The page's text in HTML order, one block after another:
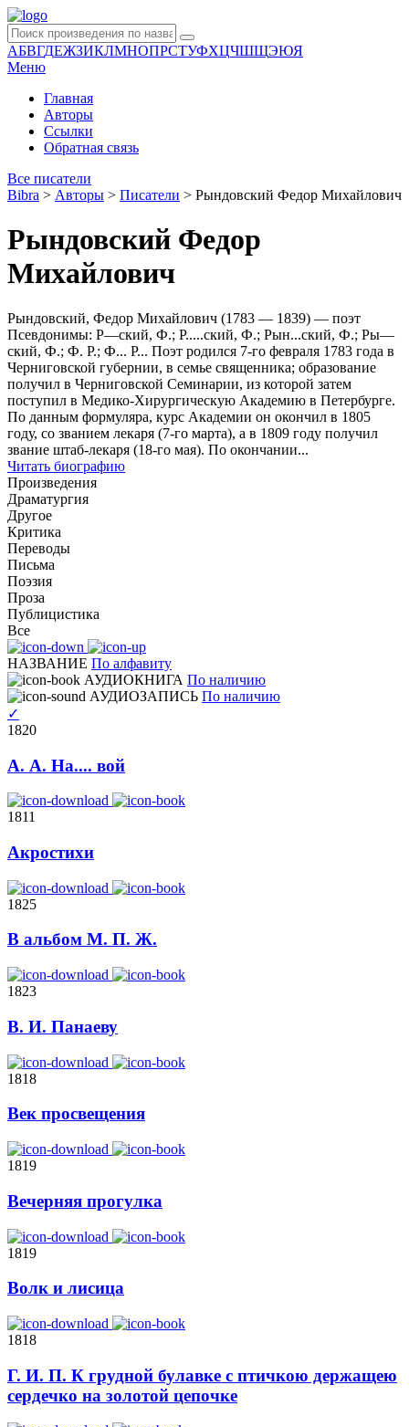
АБВГДЕЖЗИКЛМНОПРСТУФХЦЧШЩЭЮЯ
Меню
Главная
Авторы
Ссылки
Обратная связь
Все писатели
Bibra > Авторы > Писатели > Рындовский Федор Михайлович
Рындовский Федор
Михайлович
Рындовский, Федор Михайлович (1783 — 1839) — поэт
Псевдонимы: Р—ский, Ф.; Р.....ский, Ф.; Рын...ский, Ф.; Ры—
ский, Ф.; Ф. Р.; Ф... Р... Поэт родился 7-го февраля 1783 года в
Черниговской губернии, в семье священника; образование
получил в Черниговской Семинарии, из которой затем
поступил в Медико-Хирургическую Академию в Петербурге.
По данным формуляра, курс Академии он окончил в 1805
году, со званием лекаря (7-го марта), а в 1809 году получил
звание штаб-лекаря (18-го мая). По окончании...
Читать биографию
Произведения
Драматургия
Другое
Критика
Переводы
Письма
Поэзия
Проза
Публицистика
Все
НАЗВАНИЕ По алфавиту
АУДИОКНИГА По наличию
АУДИОЗАПИСЬ По наличию
✓
1820
А. А. На.... вой
1811
Акростихи
1825
В альбом М. П. Ж.
1823
В. И. Панаеву
1818
Век просвещения
1819
Вечерняя прогулка
1819
Волк и лисица
1818
Г. И. П. К грудной булавке с птичкою держащею
сердечко на золотой цепочке